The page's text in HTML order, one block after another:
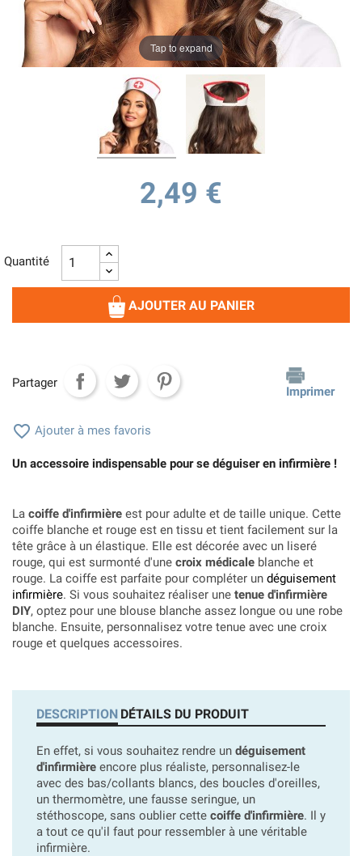
Tap to expand
2,49 €
Quantité
AJOUTER AU PANIER
Partager
Imprimer
 Ajouter à mes favoris
Un accessoire indispensable pour se déguiser en infirmière !
La coiffe d'infirmière est pour adulte et de taille unique. Cette
coiffe blanche et rouge est en tissu et tient facilement sur la
tête grâce à un élastique. Elle est décorée avec un liseré
rouge, qui est surmonté d'une croix médicale blanche et
rouge. La coiffe est parfaite pour compléter un déguisement
infirmière. Si vous souhaitez réaliser une tenue d'infirmière
DIY, optez pour une blouse blanche assez longue ou une robe
blanche. Ensuite, personnalisez votre tenue avec une croix
rouge et quelques accessoires.
DESCRIPTION DÉTAILS DU PRODUIT
En effet, si vous souhaitez rendre un déguisement
d'infirmière encore plus réaliste, personnalisez-le
avec des bas/collants blancs, des boucles d'oreilles,
un thermomètre, une fausse seringue, un
stéthoscope, sans oublier cette coiffe d'infirmière. Il y
a tout ce qu'il faut pour ressembler à une véritable
infirmière.